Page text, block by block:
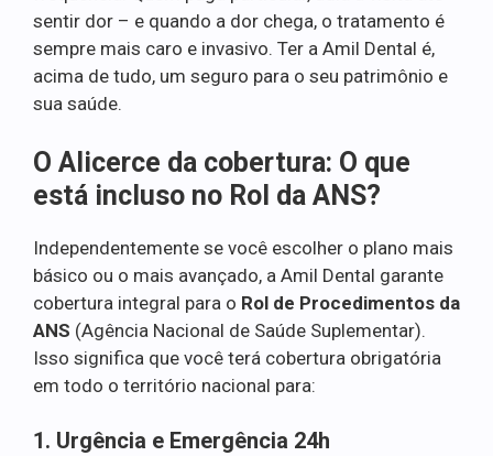
sentir dor – e quando a dor chega, o tratamento é
sempre mais caro e invasivo. Ter a Amil Dental é,
acima de tudo, um seguro para o seu patrimônio e
sua saúde.
O Alicerce da cobertura: O que
está incluso no Rol da ANS?
Independentemente se você escolher o plano mais
básico ou o mais avançado, a Amil Dental garante
cobertura integral para o Rol de Procedimentos da
ANS (Agência Nacional de Saúde Suplementar).
Isso significa que você terá cobertura obrigatória
em todo o território nacional para:
1. Urgência e Emergência 24h